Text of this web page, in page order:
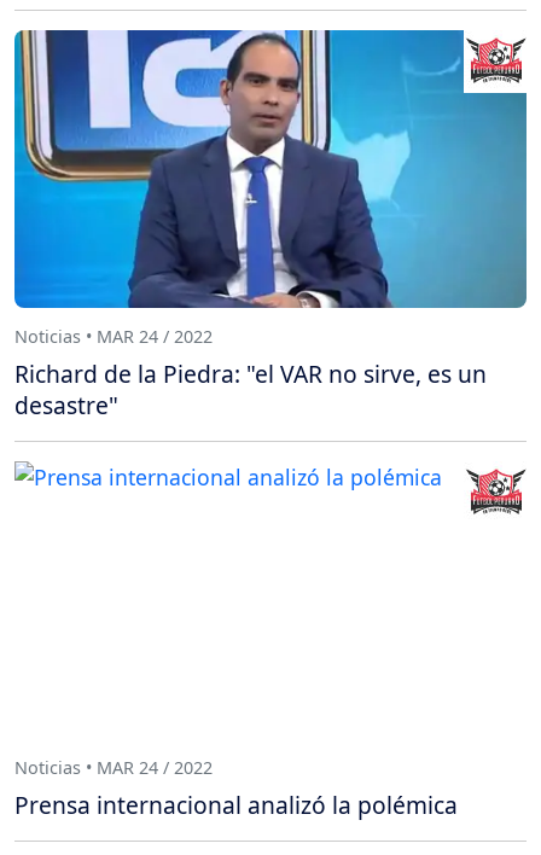
Noticias • MAR 24 / 2022
Richard de la Piedra: "el VAR no sirve, es un
desastre"
Noticias • MAR 24 / 2022
Prensa internacional analizó la polémica